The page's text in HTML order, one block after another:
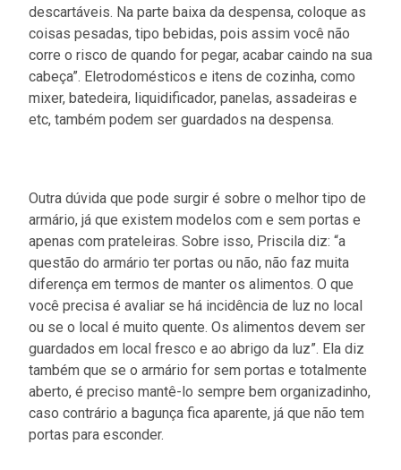
descartáveis. Na parte baixa da despensa, coloque as
coisas pesadas, tipo bebidas, pois assim você não
corre o risco de quando for pegar, acabar caindo na sua
cabeça”. Eletrodomésticos e itens de cozinha, como
mixer, batedeira, liquidificador, panelas, assadeiras e
etc, também podem ser guardados na despensa.
Outra dúvida que pode surgir é sobre o melhor tipo de
armário, já que existem modelos com e sem portas e
apenas com prateleiras. Sobre isso, Priscila diz: “a
questão do armário ter portas ou não, não faz muita
diferença em termos de manter os alimentos. O que
você precisa é avaliar se há incidência de luz no local
ou se o local é muito quente. Os alimentos devem ser
guardados em local fresco e ao abrigo da luz”. Ela diz
também que se o armário for sem portas e totalmente
aberto, é preciso mantê-lo sempre bem organizadinho,
caso contrário a bagunça fica aparente, já que não tem
portas para esconder.